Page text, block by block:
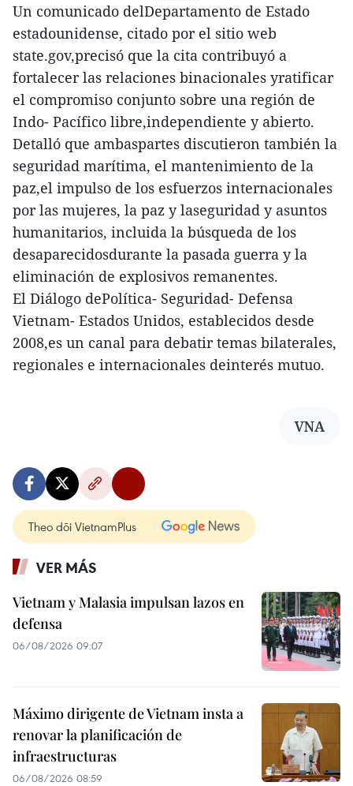
Un comunicado delDepartamento de Estado
estadounidense, citado por el sitio web
state.gov,precisó que la cita contribuyó a
fortalecer las relaciones binacionales yratificar
el compromiso conjunto sobre una región de
Indo- Pacífico libre,independiente y abierto.
Detalló que ambaspartes discutieron también la
seguridad marítima, el mantenimiento de la
paz,el impulso de los esfuerzos internacionales
por las mujeres, la paz y laseguridad y asuntos
humanitarios, incluida la búsqueda de los
desaparecidosdurante la pasada guerra y la
eliminación de explosivos remanentes.
El Diálogo dePolítica- Seguridad- Defensa
Vietnam- Estados Unidos, establecidos desde
2008,es un canal para debatir temas bilaterales,
regionales e internacionales deinterés mutuo.
VNA
Theo dõi VietnamPlus
VER MÁS
Vietnam y Malasia impulsan lazos en
defensa
06/08/2026 09:07
Máximo dirigente de Vietnam insta a
renovar la planificación de
infraestructuras
06/08/2026 08:59